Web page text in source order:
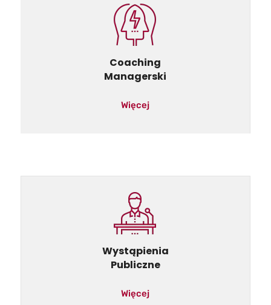
Coaching
Managerski
Więcej
Wystąpienia
Publiczne
Więcej